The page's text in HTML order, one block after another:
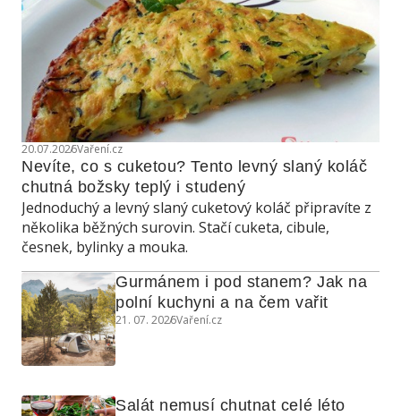
20.07.2026Vaření.cz
Nevíte, co s cuketou? Tento levný slaný koláč
chutná božsky teplý i studený
Jednoduchý a levný slaný cuketový koláč připravíte z
několika běžných surovin. Stačí cuketa, cibule,
česnek, bylinky a mouka.
Gurmánem i pod stanem? Jak na
polní kuchyni a na čem vařit
21. 07. 2026Vaření.cz
Salát nemusí chutnat celé léto